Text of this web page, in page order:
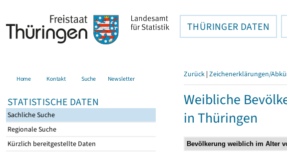
THÜRINGER DATEN
Home Kontakt Suche Newsletter
STATISTISCHE DATEN
Sachliche Suche
Regionale Suche
Kürzlich bereitgestellte Daten
Zurück | Zeichenerklärungen/
Weibliche
in Thüringen